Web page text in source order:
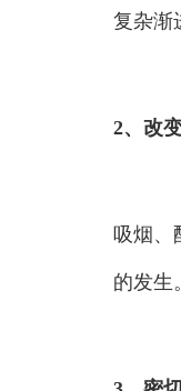
复杂渐
2、改
吸烟、
的发生。